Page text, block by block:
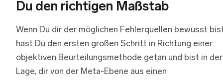
Du den richtigen Maßstab
Wenn Du dir der möglichen Fehlerquellen bewusst
hast Du den ersten großen Schritt in Richtung einer
objektiven Beurteilungsmethode getan und bist in der
Lage, dir von der Meta-Ebene aus einen